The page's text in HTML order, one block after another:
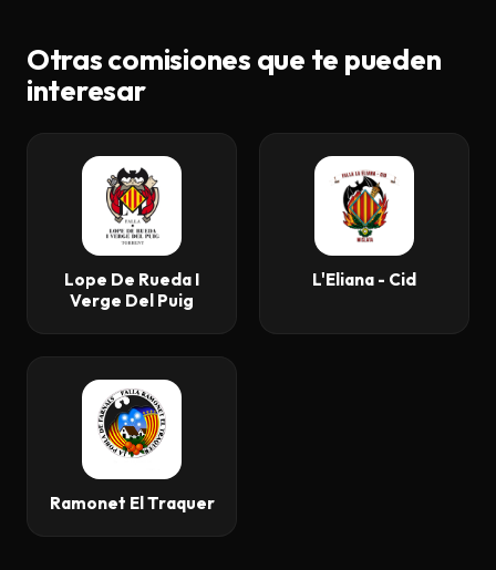
Otras comisiones que te pueden
interesar
Lope De Rueda I
Verge Del Puig
L'Eliana - Cid
Ramonet El Traquer